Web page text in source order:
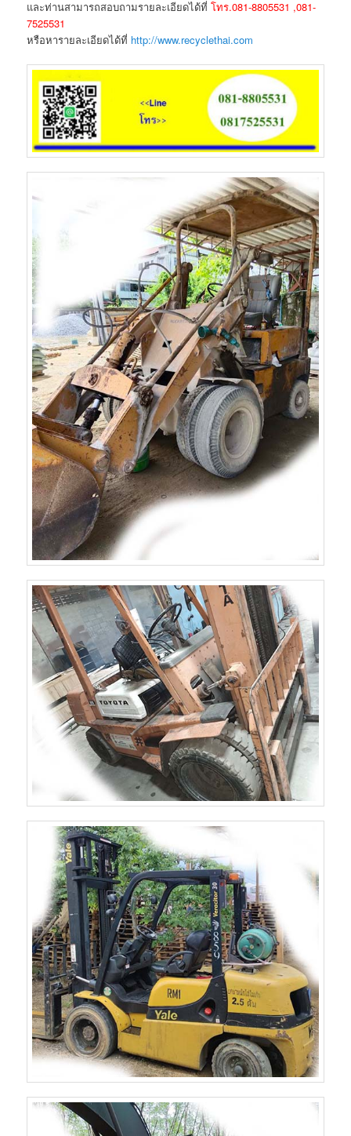
และท่านสามารถสอบถามรายละเอียดได้ที่โทร.081-8805531 ,081-
7525531
หรือหารายละเอียดได้ที่ http://www.recyclethai.com